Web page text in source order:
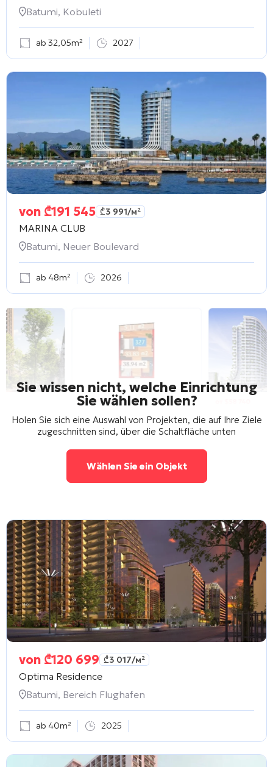
Batumi, Kobuleti
ab 32,05m² 2027
von ₾191 545 ₾3 991/м²
MARINA CLUB
Batumi, Neuer Boulevard
ab 48m² 2026
Sie wissen nicht, welche Einrichtung
Sie wählen sollen?
Holen Sie sich eine Auswahl von Projekten, die auf Ihre Ziele
zugeschnitten sind, über die Schaltfläche unten
Wählen Sie ein Objekt
von ₾120 699 ₾3 017/м²
Optima Residence
Batumi, Bereich Flughafen
ab 40m² 2025